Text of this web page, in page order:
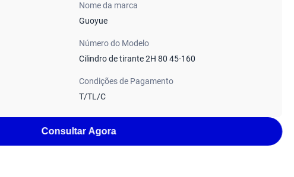
Nome da marca
Guoyue
Número do Modelo
Cilindro de tirante 2H 80 45-160
Condições de Pagamento
T/TL/C
Consultar Agora